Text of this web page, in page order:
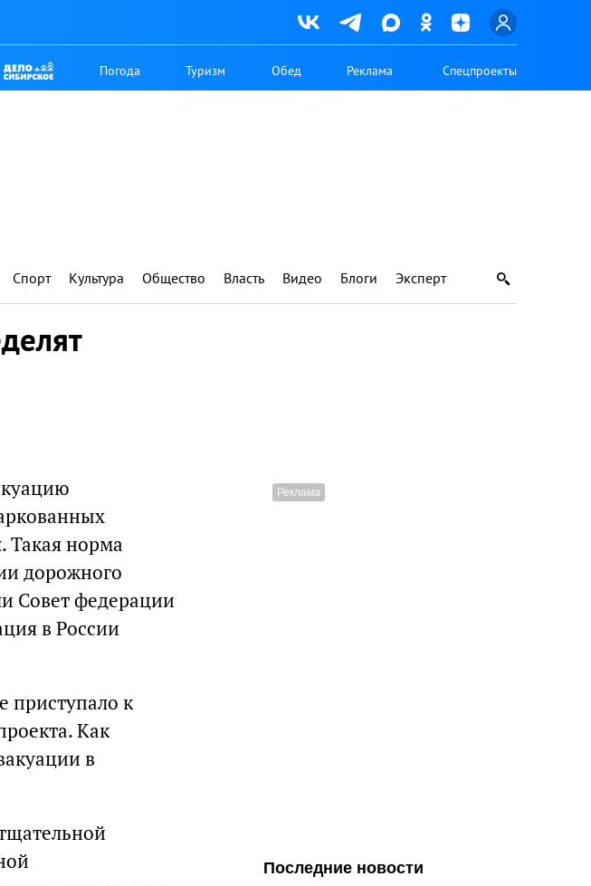
Погода Туризм Обед Реклама Спецпроекты
Спорт Культура Общество Власть Видео Блоги Эксперт
. Такая норма
дорожного
Совет федерации
в России
приступало к
Как
в
Последние новости